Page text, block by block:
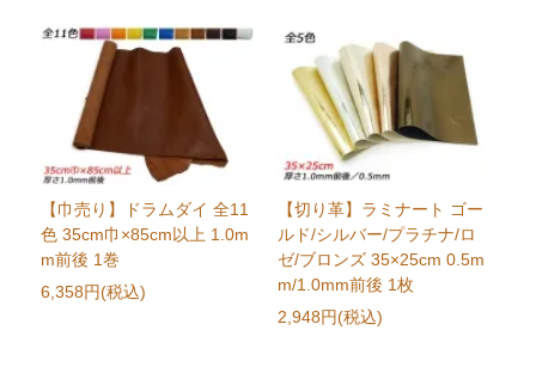
【巾売り】ドラムダイ 全11
色 35cm巾×85cm以上 1.0m
m前後 1巻
6,358円(税込)
【切り革】ラミナート ゴー
ルド/シルバー/プラチナ/ロ
ゼ/ブロンズ 35×25cm 0.5m
m/1.0mm前後 1枚
2,948円(税込)